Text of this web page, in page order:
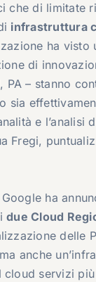
che di limitate
infrastruttura
ha visto
di
PA – stanno
sia
e
Fregi,
ha
due Cloud
delle
anche
cloud servizi